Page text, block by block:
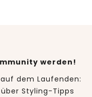
werden!
dem Laufenden:
Styling-Tipps